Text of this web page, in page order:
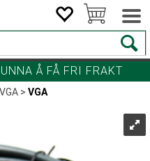
UNNA Å FÅ FRI FRAKT
VGA>VGA